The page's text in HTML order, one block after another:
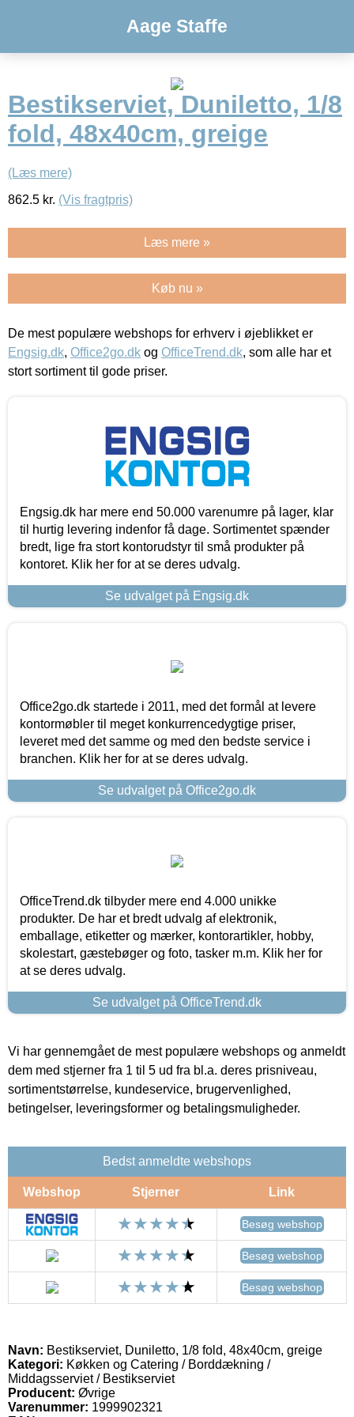
Aage Staffe
Bestikserviet, Duniletto, 1/8
fold, 48x40cm, greige
(Læs mere)
862.5 kr. (Vis fragtpris)
Læs mere »
Køb nu »
De mest populære webshops for erhverv i øjeblikket er
Engsig.dk, Office2go.dk og OfficeTrend.dk, som alle har et
stort sortiment til gode priser.
Engsig.dk har mere end 50.000 varenumre på lager, klar
til hurtig levering indenfor få dage. Sortimentet spænder
bredt, lige fra stort kontorudstyr til små produkter på
kontoret. Klik her for at se deres udvalg.
Se udvalget på Engsig.dk
Office2go.dk startede i 2011, med det formål at levere
kontormøbler til meget konkurrencedygtige priser,
leveret med det samme og med den bedste service i
branchen. Klik her for at se deres udvalg.
Se udvalget på Office2go.dk
OfficeTrend.dk tilbyder mere end 4.000 unikke
produkter. De har et bredt udvalg af elektronik,
emballage, etiketter og mærker, kontorartikler, hobby,
skolestart, gæstebøger og foto, tasker m.m. Klik her for
at se deres udvalg.
Se udvalget på OfficeTrend.dk
Vi har gennemgået de mest populære webshops og anmeldt
dem med stjerner fra 1 til 5 ud fra bl.a. deres prisniveau,
sortimentstørrelse, kundeservice, brugervenlighed,
betingelser, leveringsformer og betalingsmuligheder.
Bedst anmeldte webshops
Webshop Stjerner Link
Besøg webshop
Besøg webshop
Besøg webshop
Navn: Bestikserviet, Duniletto, 1/8 fold, 48x40cm, greige
Kategori: Køkken og Catering / Borddækning /
Middagsserviet / Bestikserviet
Producent: Øvrige
Varenummer: 1999902321